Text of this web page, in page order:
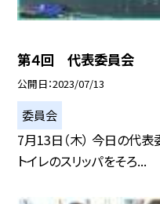
第４回 代表委員会
公開日 2023/07/13
委員会
7月13日（木） 今日の代
トイレのスリッパをそろ...